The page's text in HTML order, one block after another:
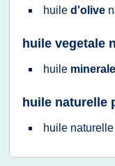
huile d'olive
huile vegetale
huile minerale
huile naturelle
huile naturelle